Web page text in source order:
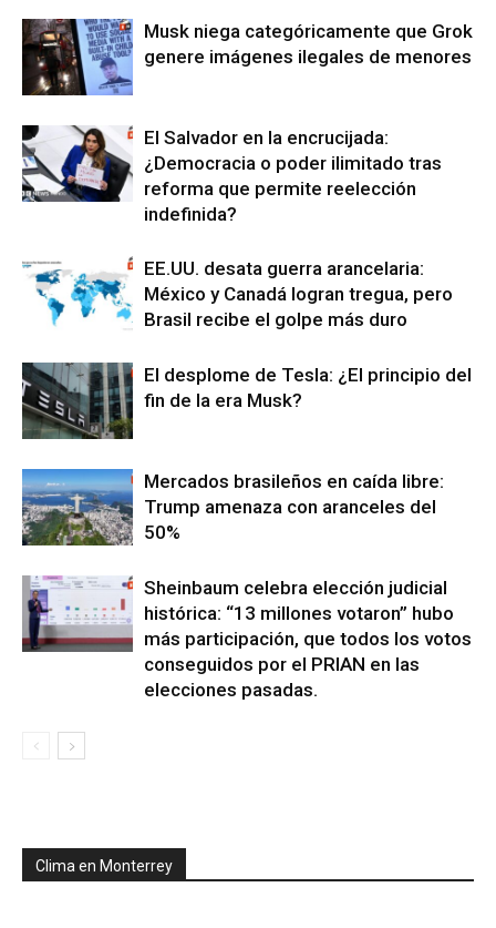
Musk niega categóricamente que Grok
genere imágenes ilegales de menores
El Salvador en la encrucijada:
¿Democracia o poder ilimitado tras
reforma que permite reelección
indefinida?
EE.UU. desata guerra arancelaria:
México y Canadá logran tregua, pero
Brasil recibe el golpe más duro
El desplome de Tesla: ¿El principio del
fin de la era Musk?
Mercados brasileños en caída libre:
Trump amenaza con aranceles del
50%
Sheinbaum celebra elección judicial
histórica: “13 millones votaron” hubo
más participación, que todos los votos
conseguidos por el PRIAN en las
elecciones pasadas.
Clima en Monterrey